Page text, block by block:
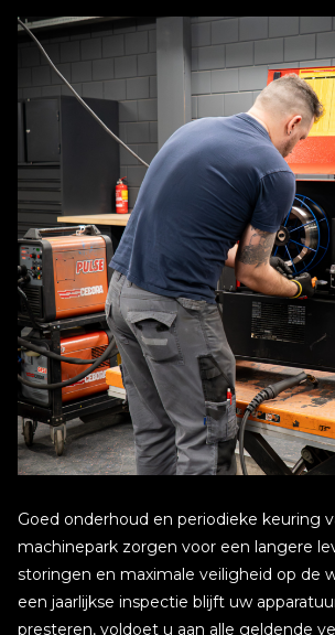
Goed onderhoud en periodieke keuring
machinepark zorgen voor een langere
storingen en maximale veiligheid op de
een jaarlijkse inspectie blijft uw
presteren, voldoet u aan alle geldende